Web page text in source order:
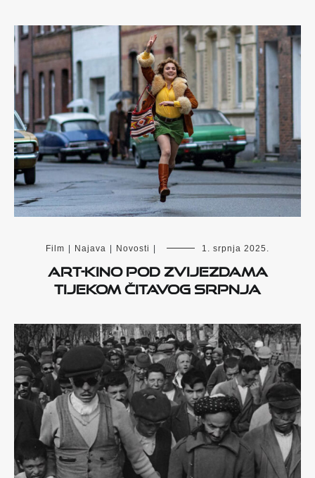
Film Najava Novosti 1. srpnja 2025.
Art-kino pod zvijezdama
tijekom čitavog srpnja